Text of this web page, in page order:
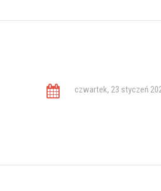
czwartek, 23 styczeń